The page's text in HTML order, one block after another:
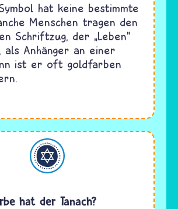
hat keine bestimmte
Menschen tragen den
Schriftzug, der „Leben"
als Anhänger an einer
ist er oft goldfarben
hat der Tanach?